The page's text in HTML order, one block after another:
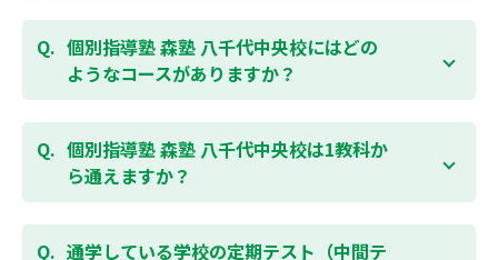
通常期には最大1ヶ月の無料体験を受付しておりま
す。また、春休み、夏休み、冬休みの講習では「4日
間～5日間の無料体験」授業を受けていただくことが
可能です。個別指導塾 森塾 八千代中央校の無料体験に
けます。
個別指導塾 森塾 八千代中央校にはどの
ようなコースがありますか？
個別指導塾 森塾 八千代中央校では、小学生・中学
生・高校生のコースがあり、それぞれ学校のテストの
点数アップを目的としたコースとなっております。そ
の他、小学生用の英検®対策や、基礎学力を身につけ
ので、詳細は校舎にお問合わせください。
個別指導塾 森塾 八千代中央校は1教科か
ら通えますか？
はい、1教科、週1日から受講いただけます。自分から
勉強できる習慣をつけるために最初は1から2教科での
通学している学校の定期テスト（中間テ